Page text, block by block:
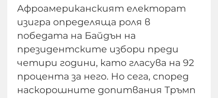
Афроамериканският електорат
изигра определяща роля в
победата на Байдън на
президентските избори преди
четири години, като гласува на 92
процента за него. Но сега, според
наскорошните допитвания Тръмп